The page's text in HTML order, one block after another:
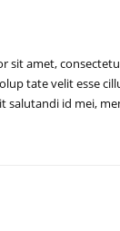
amet,
tate velit esse
id mei,